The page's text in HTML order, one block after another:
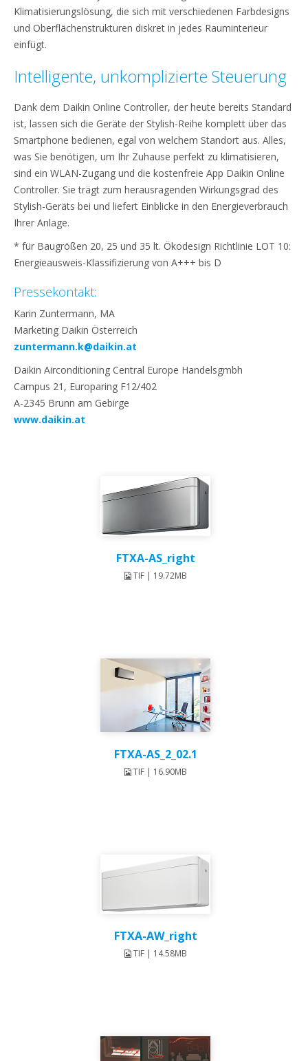
Klimatisierungslösung, die sich mit verschiedenen Farbdesigns
und Oberflächenstrukturen diskret in jedes Rauminterieur
einfügt.
Intelligente, unkomplizierte Steuerung
Dank dem Daikin Online Controller, der heute bereits Standard
ist, lassen sich die Geräte der Stylish-Reihe komplett über das
Smartphone bedienen, egal von welchem Standort aus. Alles,
was Sie benötigen, um Ihr Zuhause perfekt zu klimatisieren,
sind ein WLAN-Zugang und die kostenfreie App Daikin Online
Controller. Sie trägt zum herausragenden Wirkungsgrad des
Stylish-Geräts bei und liefert Einblicke in den Energieverbrauch
Ihrer Anlage.
* für Baugrößen 20, 25 und 35 lt. Ökodesign Richtlinie LOT 10:
Energieausweis-Klassifizierung von A+++ bis D
Pressekontakt:
Karin Zuntermann, MA
Marketing Daikin Österreich
zuntermann.k@daikin.at
Daikin Airconditioning Central Europe Handelsgmbh
Campus 21, Europaring F12/402
A-2345 Brunn am Gebirge
www.daikin.at
FTXA-AS_right
TIF | 19.72MB
FTXA-AS_2_02.1
TIF | 16.90MB
FTXA-AW_right
TIF | 14.58MB